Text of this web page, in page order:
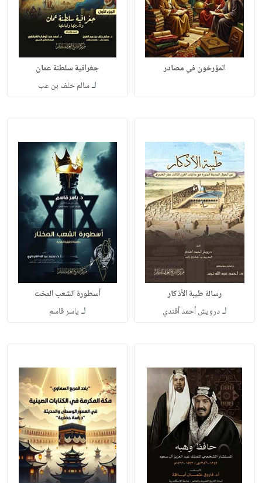
المؤرخون في مصادر جغرافية سلطنة عمان
لـسالم خلف بن عب
رسالة طيبة الأذكار
لـدرويش أحمد أفندي
أسطورة الشعب المخت
لـ ياسر قاسم